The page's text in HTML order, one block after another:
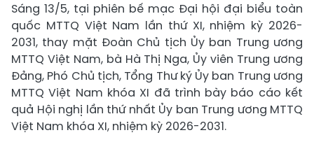
Sáng 13/5, tại phiên bế mạc Đại hội đại biểu toàn
quốc MTTQ Việt Nam lần thứ XI, nhiệm kỳ 2026-
2031, thay mặt Đoàn Chủ tịch Ủy ban Trung ương
MTTQ Việt Nam, bà Hà Thị Nga, Ủy viên Trung ương
Đảng, Phó Chủ tịch, Tổng Thư ký Ủy ban Trung ương
MTTQ Việt Nam khóa XI đã trình bày báo cáo kết
quả Hội nghị lần thứ nhất Ủy ban Trung ương MTTQ
Việt Nam khóa XI, nhiệm kỳ 2026-2031.